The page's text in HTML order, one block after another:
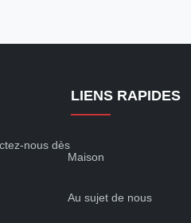
nous dès
LIENS RAPIDES
Maison
Au sujet de nous